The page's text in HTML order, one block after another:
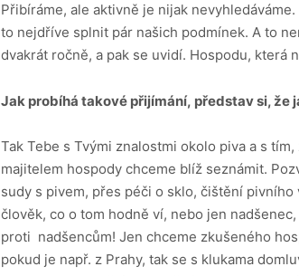
Přibíráme, ale aktivně je nijak
to nejdříve splnit pár našich podmínek. A to
dvakrát ročně, a pak se uvidí. Hospodu, která
Jak probíhá takové přijímání, představ si, že
Tak Tebe s Tvými znalostmi okolo piva a s
majitelem hospody chceme blíž seznámit.
sudy s pivem, přes péči o sklo, čištění
člověk, co o tom hodně ví, nebo jen
proti nadšencům! Jen chceme zkušeného
pokud je např. z Prahy, tak se s klukama